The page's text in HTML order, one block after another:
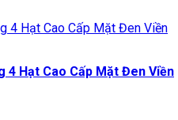
4 Hạt Cao Cấp Mặt Đen Viền